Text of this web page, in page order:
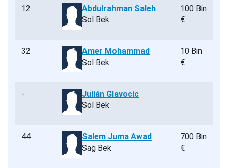
12
Abdulrahman Saleh
Sol Bek
100 Bin
€
32
Amer Mohammad
Sol Bek
10 Bin
€
-
Julián Glavocic
Sol Bek
44
Salem Juma Awad
Sağ Bek
700 Bin
€